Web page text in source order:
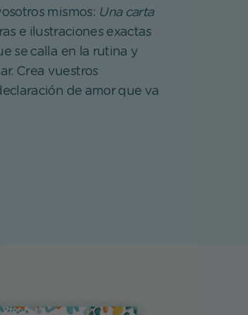
mismos: Una carta
e ilustraciones exactas
se calla en la rutina y
Crea vuestros
de amor que va